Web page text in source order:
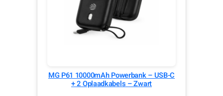
MG P61 10000mAh Powerbank – USB-C
+ 2 Oplaadkabels – Zwart